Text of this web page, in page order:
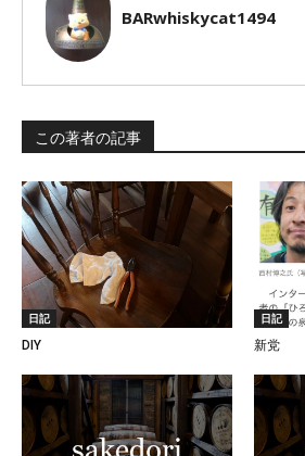
BARwhiskycat1494
この著者の記事
日記
DIY
日記
新党